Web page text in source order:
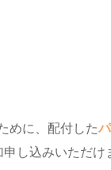
めに、配付した
し込みいただけ